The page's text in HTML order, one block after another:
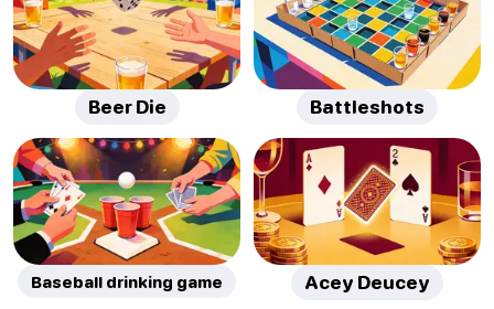
Beer Die Battleshots
Baseball drinking game Acey Deucey